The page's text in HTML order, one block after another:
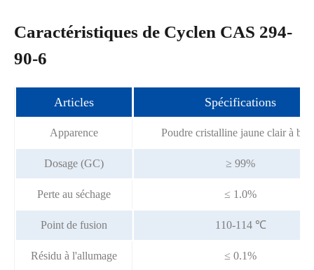
Caractéristiques de Cyclen CAS 294-
90-6
Articles Spécifications
Apparence Poudre cristalline jaune clair à
Dosage (GC) ≥ 99%
Perte au séchage ≤ 1.0%
Point de fusion 110-114 ℃
Résidu à l'allumage ≤ 0.1%